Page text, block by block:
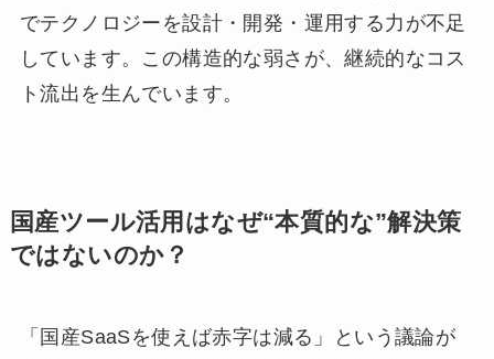
でテクノロジーを設計・開発・運用する力が不足
しています。この構造的な弱さが、継続的なコス
ト流出を生んでいます。
国産ツール活用はなぜ“本質的な”解決策
ではないのか？
「国産SaaSを使えば赤字は減る」という議論が